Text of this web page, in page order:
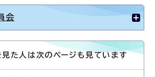
会
見た人は次のページも見ています